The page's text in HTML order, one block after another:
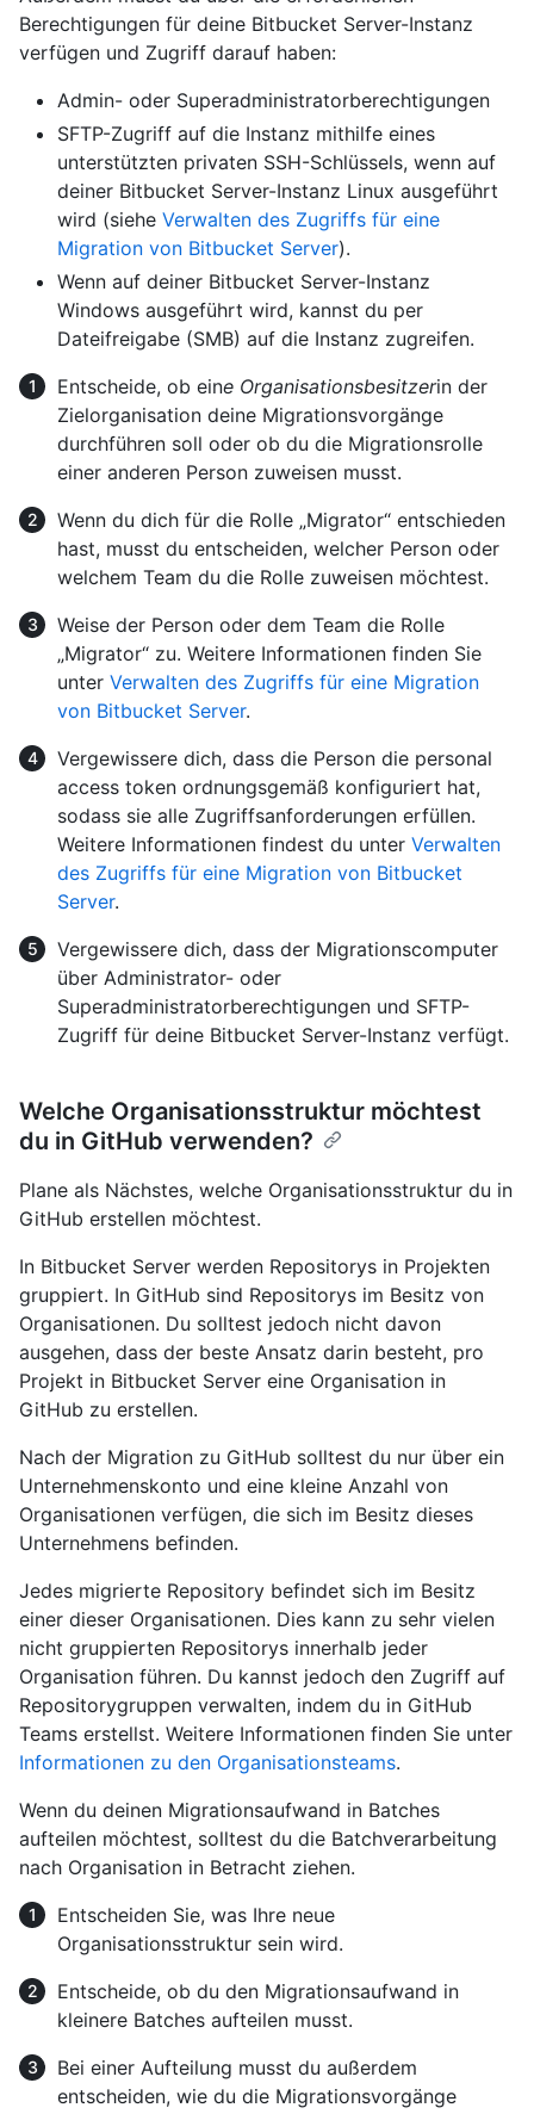
Berechtigungen für deine Bitbucket Server-Instanz
verfügen und Zugriff darauf haben:
Admin- oder Superadministratorberechtigungen
SFTP-Zugriff auf die Instanz mithilfe eines
unterstützten privaten SSH-Schlüssels, wenn auf
deiner Bitbucket Server-Instanz Linux ausgeführt
wird (siehe Verwalten des Zugriffs für eine
Migration von Bitbucket Server).
Wenn auf deiner Bitbucket Server-Instanz
Windows ausgeführt wird, kannst du per
Dateifreigabe (SMB) auf die Instanz zugreifen.
Entscheide, ob eine Organisationsbesitzerin der
Zielorganisation deine Migrationsvorgänge
durchführen soll oder ob du die Migrationsrolle
einer anderen Person zuweisen musst.
Wenn du dich für die Rolle „Migrator“ entschieden
hast, musst du entscheiden, welcher Person oder
welchem Team du die Rolle zuweisen möchtest.
Weise der Person oder dem Team die Rolle
„Migrator“ zu. Weitere Informationen finden Sie
unter Verwalten des Zugriffs für eine Migration
von Bitbucket Server.
Vergewissere dich, dass die Person die personal
access token ordnungsgemäß konfiguriert hat,
sodass sie alle Zugriffsanforderungen erfüllen.
Weitere Informationen findest du unter Verwalten
des Zugriffs für eine Migration von Bitbucket
Server.
Vergewissere dich, dass der Migrationscomputer
über Administrator- oder
Superadministratorberechtigungen und SFTP-
Zugriff für deine Bitbucket Server-Instanz verfügt.
Welche Organisationsstruktur möchtest
du in GitHub verwenden?
Plane als Nächstes, welche Organisationsstruktur du in
GitHub erstellen möchtest.
In Bitbucket Server werden Repositorys in Projekten
gruppiert. In GitHub sind Repositorys im Besitz von
Organisationen. Du solltest jedoch nicht davon
ausgehen, dass der beste Ansatz darin besteht, pro
Projekt in Bitbucket Server eine Organisation in
GitHub zu erstellen.
Nach der Migration zu GitHub solltest du nur über ein
Unternehmenskonto und eine kleine Anzahl von
Organisationen verfügen, die sich im Besitz dieses
Unternehmens befinden.
Jedes migrierte Repository befindet sich im Besitz
einer dieser Organisationen. Dies kann zu sehr vielen
nicht gruppierten Repositorys innerhalb jeder
Organisation führen. Du kannst jedoch den Zugriff auf
Repositorygruppen verwalten, indem du in GitHub
Teams erstellst. Weitere Informationen finden Sie unter
Informationen zu den Organisationsteams.
Wenn du deinen Migrationsaufwand in Batches
aufteilen möchtest, solltest du die Batchverarbeitung
nach Organisation in Betracht ziehen.
Entscheiden Sie, was Ihre neue
Organisationsstruktur sein wird.
Entscheide, ob du den Migrationsaufwand in
kleinere Batches aufteilen musst.
Bei einer Aufteilung musst du außerdem
entscheiden, wie du die Migrationsvorgänge